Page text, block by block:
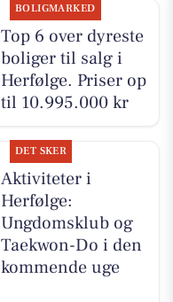
BOLIGMARKED
Top 6 over dyreste
boliger til salg i
Herfølge. Priser op
til 10.995.000 kr
DET SKER
Aktiviteter i
Herfølge:
Ungdomsklub og
Taekwon-Do i den
kommende uge